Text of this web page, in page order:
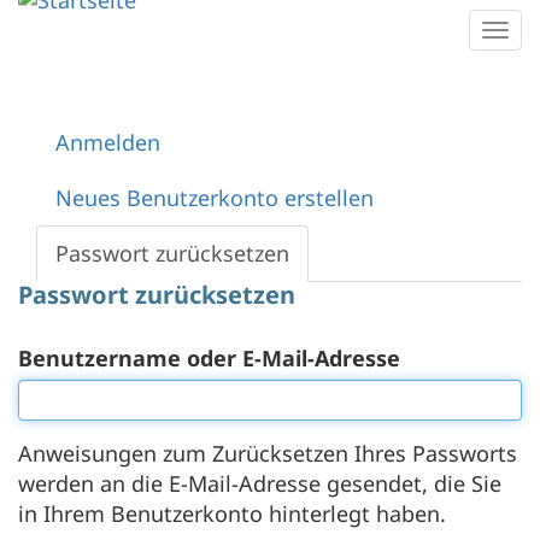
Direkt
Primäre
Reiter
Anmelden
Neues Benutzerkonto erstellen
Passwort zurücksetzen
Reiter)
Passwort zurücksetzen
Benutzername oder E-Mail-Adresse
Anweisungen zum Zurücksetzen Ihres Passworts
werden an die E-Mail-Adresse gesendet, die Sie
in Ihrem Benutzerkonto hinterlegt haben.